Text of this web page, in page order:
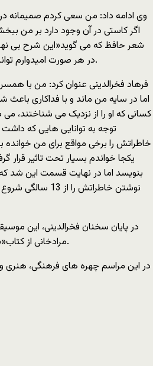
وی ادامه داد: من سعی کردم صمیمانه
اگر کاستی در آن وجود دارد بر من
شعر حافظ که می گوید«این شرح بی
در هر صورت امیدوارم توانسته باشم حق مطلب را ادا کنم.
فرهاد فخرالدینی عنوان کرد: من با
اما در سایه من ماند و با فداکاری
کسانی که او را از نزدیک می شناختند، می
توجه به توانایی هایی که
خاطراتش را برخی مواقع برای من
یکجا خواندم بسیار تحت تاثیر قرار
بنویسد اما در نهایت قسمت این شد
نوشتن خاطراتش را
در پایان سخنان فخرالدینی، این
مرادخانی از کتاب«شرح بی نهایت» رونمایی کردند.
در این مراسم چهره های فرهنگی، هنری